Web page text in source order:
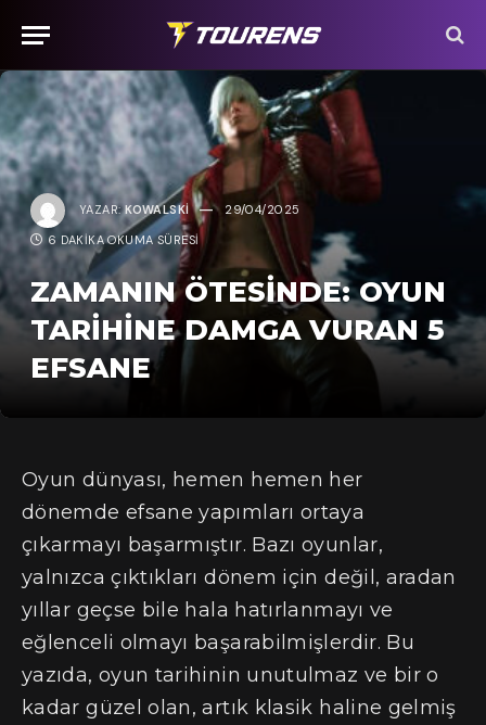
YAZAR: KOWALSKI 29/04/2025
6 DAKIKA OKUMA SÜRESI
ZAMANIN ÖTESINDE: OYUN
TARIHINE DAMGA VURAN 5
EFSANE
Oyun dünyası, hemen hemen her
dönemde efsane yapımları ortaya
çıkarmayı başarmıştır. Bazı oyunlar,
yalnızca çıktıkları dönem için değil, aradan
yıllar geçse bile hala hatırlanmayı ve
eğlenceli olmayı başarabilmişlerdir. Bu
yazıda, oyun tarihinin unutulmaz ve bir o
kadar güzel olan, artık klasik haline gelmiş